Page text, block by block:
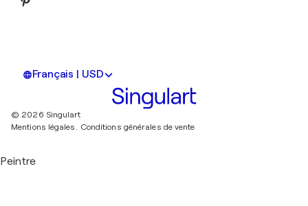
Français | USD
© 2026 Singulart
Mentions légales. Conditions générales de vente
Peintre